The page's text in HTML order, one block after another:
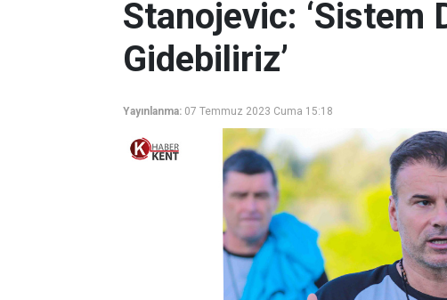
Stanojevic: ‘Sistem
Gidebiliriz’
Yayınlanma: 07 Temmuz 2023 Cuma 15:18